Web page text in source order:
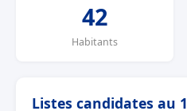
42
Habitants
Listes candidates au 1